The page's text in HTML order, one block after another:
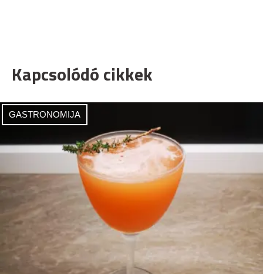
Kapcsolódó cikkek
GASTRONOMIJA